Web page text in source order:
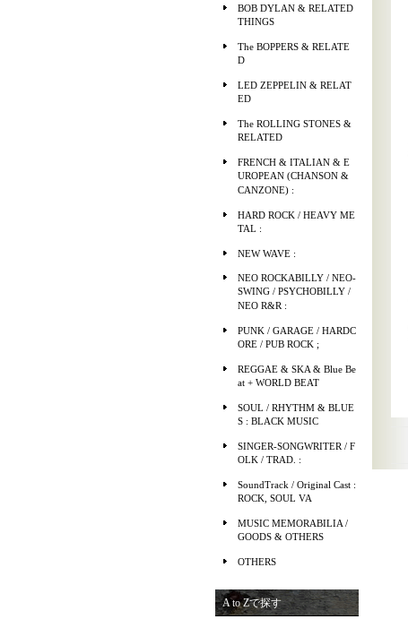
BOB DYLAN & RELATED
THINGS
The BOPPERS & RELATE
D
LED ZEPPELIN & RELAT
ED
The ROLLING STONES &
RELATED
FRENCH & ITALIAN & E
UROPEAN (CHANSON &
CANZONE) :
HARD ROCK / HEAVY ME
TAL :
NEW WAVE :
NEO ROCKABILLY / NEO-
SWING / PSYCHOBILLY /
NEO R&R :
PUNK / GARAGE / HARDC
ORE / PUB ROCK ;
REGGAE & SKA & Blue Be
at + WORLD BEAT
SOUL / RHYTHM & BLUE
S : BLACK MUSIC
SINGER-SONGWRITER / F
OLK / TRAD. :
SoundTrack / Original Cast :
ROCK, SOUL VA
MUSIC MEMORABILIA /
GOODS & OTHERS
OTHERS
A to Zで探す